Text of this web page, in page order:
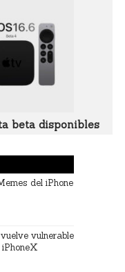
beta disponibles
del iPhone
vulnerable